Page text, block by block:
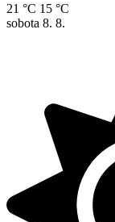
21 °C 15 °C
sobota 8. 8.